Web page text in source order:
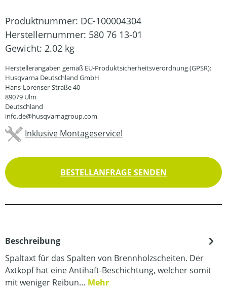
Produktnummer: DC-100004304
Herstellernummer: 580 76 13-01
Gewicht: 2.02 kg
Herstellerangaben gemäß EU-Produktsicherheitsverordnung (GPSR):
Husqvarna Deutschland GmbH
Hans-Lorenser-Straße 40
89079 Ulm
Deutschland
info.de@husqvarnagroup.com
Inklusive Montageservice!
BESTELLANFRAGE SENDEN
Beschreibung
Spaltaxt für das Spalten von Brennholzscheiten. Der
Axtkopf hat eine Antihaft-Beschichtung, welcher somit
mit weniger Reibun… Mehr